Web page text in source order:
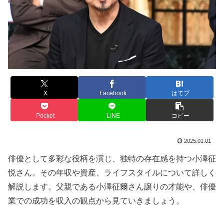
X Facebook はてブ
Pocket LINE コピー
2025.01.01
俳優として多彩な役柄を演じ、独特の存在感を持つ小澤征
悦さん。その年収や資産、ライフスタイルについて詳しく
解説します。父親である小澤征爾さん譲りの才能や、俳優
業での成功を収入の観点から見ていきましょう。